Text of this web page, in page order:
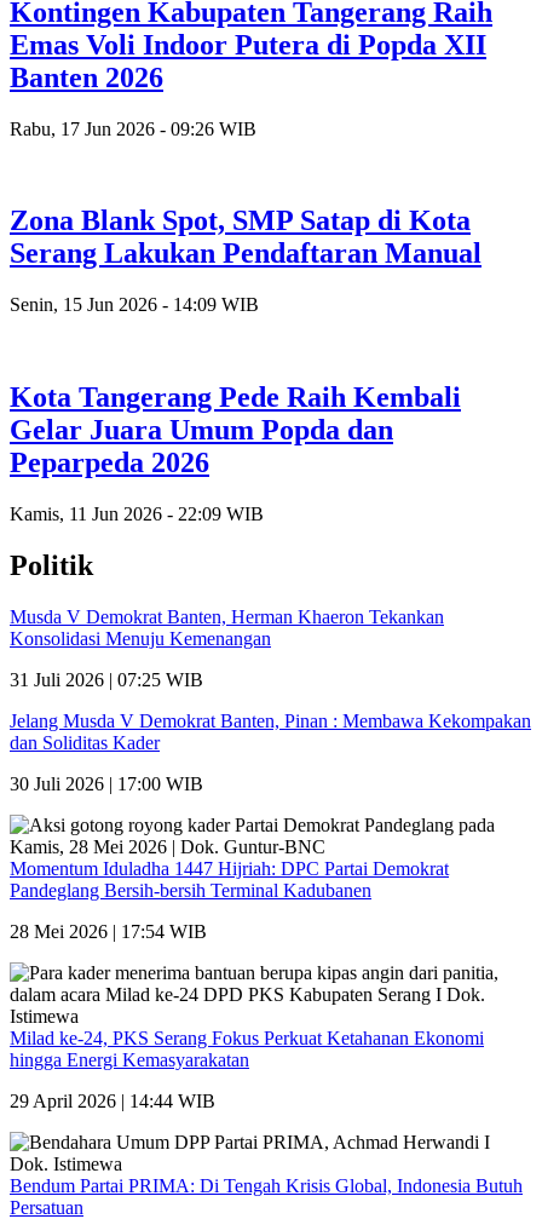
Kontingen Kabupaten Tangerang Raih
Emas Voli Indoor Putera di Popda XII
Banten 2026
Rabu, 17 Jun 2026 - 09:26 WIB
Zona Blank Spot, SMP Satap di Kota
Serang Lakukan Pendaftaran Manual
Senin, 15 Jun 2026 - 14:09 WIB
Kota Tangerang Pede Raih Kembali
Gelar Juara Umum Popda dan
Peparpeda 2026
Kamis, 11 Jun 2026 - 22:09 WIB
Politik
Musda V Demokrat Banten, Herman Khaeron Tekankan
Konsolidasi Menuju Kemenangan
31 Juli 2026 | 07:25 WIB
Jelang Musda V Demokrat Banten, Pinan : Membawa Kekompakan
dan Soliditas Kader
30 Juli 2026 | 17:00 WIB
Momentum Iduladha 1447 Hijriah: DPC Partai Demokrat
Pandeglang Bersih-bersih Terminal Kadubanen
28 Mei 2026 | 17:54 WIB
Milad ke-24, PKS Serang Fokus Perkuat Ketahanan Ekonomi
hingga Energi Kemasyarakatan
29 April 2026 | 14:44 WIB
Bendum Partai PRIMA: Di Tengah Krisis Global, Indonesia Butuh
Persatuan